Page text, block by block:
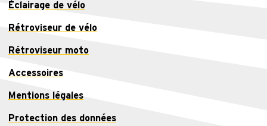
Éclairage de vélo
Rétroviseur de vélo
Rétroviseur moto
Accessoires
Mentions légales
Protection des données